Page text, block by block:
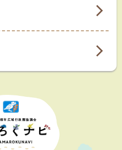
市広域行政圏協議会